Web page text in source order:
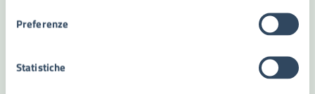
Preferenze
StatisticheNumero verde 800299507